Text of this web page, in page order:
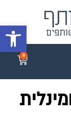
פתח